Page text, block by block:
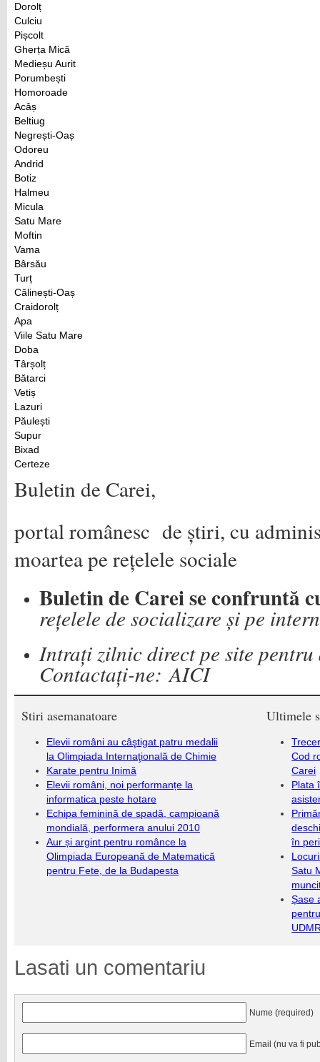
Dorolț
Culciu
Pișcolt
Gherța Mică
Medieșu Aurit
Porumbești
Homoroade
Acâș
Beltiug
Negrești-Oaș
Odoreu
Andrid
Botiz
Halmeu
Micula
Satu Mare
Moftin
Vama
Bârsău
Turț
Călinești-Oaș
Craidorolț
Apa
Viile Satu Mare
Doba
Târșolț
Bătarci
Vetiș
Lazuri
Păulești
Supur
Bixad
Certeze
Buletin de Carei,
portal românesc de știri, cu
moartea pe rețelele sociale
Buletin de Carei se confruntă
rețelele de socializare și pe
Intrați zilnic direct pe site pentru
Contactați-ne:AICI
Stiri asemanatoare
Elevii români au câştigat patru medalii
la Olimpiada Internaţională de Chimie
Karate pentru Inimă
Elevii români, noi performanțe la
informatica peste hotare
Echipa feminină de spadă, campioană
mondială, performera anului 2010
Aur și argint pentru românce la
Olimpiada Europeană de Matematică
pentru Fete, de la Budapesta
Ultimele
Cod
Carei
Plata
în
Satu
Șase
Lasati un comentariu
Nume (required)
Email (nu va fi